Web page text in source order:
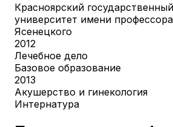
Красноярский
университет имени
Ясенецкого
2012
Лечебное дело
Базовое образование
2013
Акушерство и гинекология
Интернатура